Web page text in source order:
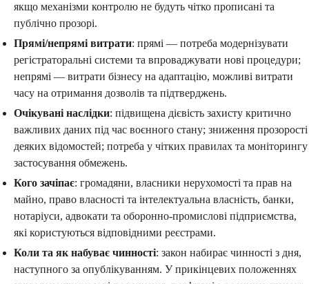
якщо механізми контролю не будуть чітко прописані та
публічно прозорі.
Прямі/непрямі витрати: прямі — потреба модернізувати
регістраторальні системи та впроваджувати нові процедури;
непрямі — витрати бізнесу на адаптацію, можливі витрати
часу на отримання дозволів та підтверджень.
Очікувані наслідки: підвищена дієвість захисту критично
важливих даних під час воєнного стану; зниження прозорості
деяких відомостей; потреба у чітких правилах та моніторингу
застосування обмежень.
Кого зачіпає: громадяни, власники нерухомості та прав на
майно, право власності та інтелектуальна власність, банки,
нотаріуси, адвокати та оборонно-промислові підприємства,
які користуються відповідними реєстрами.
Коли та як набуває чинності: закон набирає чинності з дня,
наступного за опублікуванням. У прикінцевих положеннях